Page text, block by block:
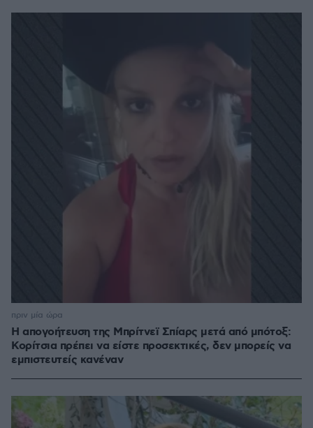
Η απογοήτευση της Μπρίτνεϊ Σπίαρς μετά από μπότοξ:
Κορίτσια πρέπει να είστε προσεκτικές, δεν μπορείς να
εμπιστευτείς κανέναν
πριν μία ώρα